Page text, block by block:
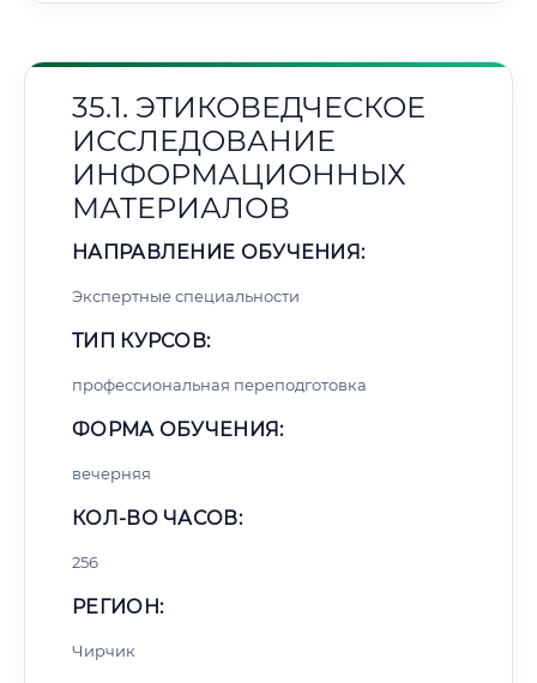
35.1. ЭТИКОВЕДЧЕСКОЕ
ИССЛЕДОВАНИЕ
ИНФОРМАЦИОННЫХ
МАТЕРИАЛОВ
НАПРАВЛЕНИЕ ОБУЧЕНИЯ:
Экспертные специальности
ТИП КУРСОВ:
профессиональная переподготовка
ФОРМА ОБУЧЕНИЯ:
вечерняя
КОЛ-ВО ЧАСОВ:
256
РЕГИОН:
Чирчик